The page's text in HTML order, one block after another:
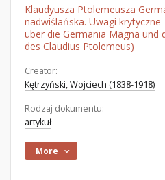
Klaudyusza Ptolemeusza
nadwiślańska. Uwagi
über die Germania Magna und
des Claudius Ptolemeus)
Creator:
Kętrzyński, Wojciech (1838-1918)
Rodzaj dokumentu:
artykuł
More